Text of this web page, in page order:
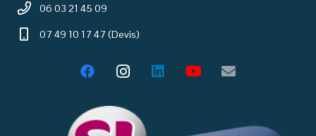
06 03 21 45 09
07 49 10 17 47 (Devis)